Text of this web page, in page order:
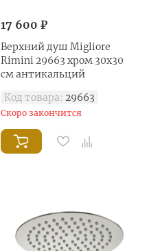
17 600 ₽
Верхний душ Migliore
Rimini 29663 хром 30х30
см антикальций
Код товара: 29663
Скоро закончится